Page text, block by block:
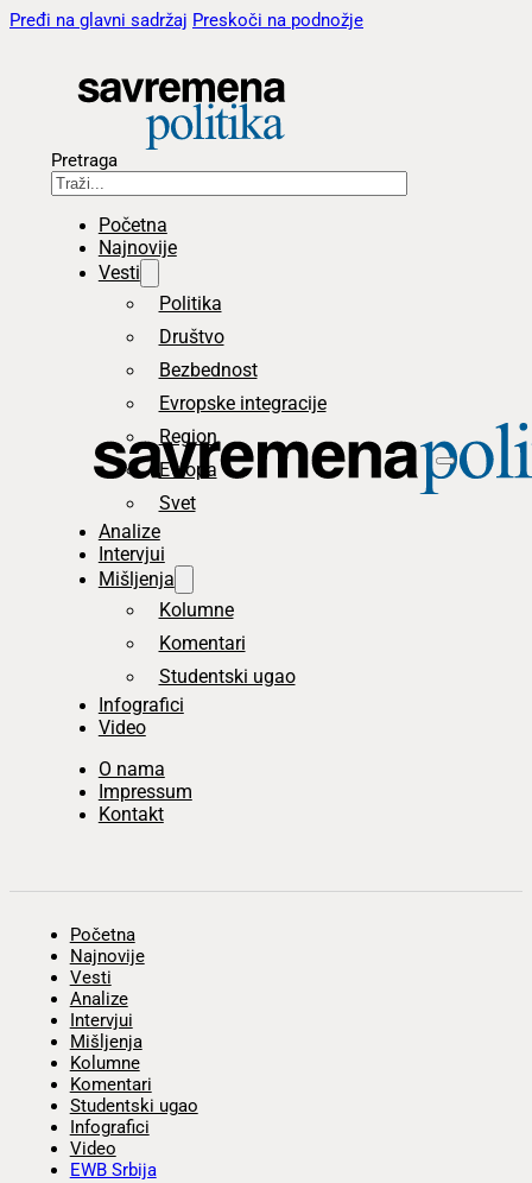
Pređi na glavni sadržaj Preskoči na podnožje
Pretraga
Početna
Najnovije
Vesti
Politika
Društvo
Bezbednost
Evropske integracije
Region
Evropa
Svet
Analize
Intervjui
Mišljenja
Kolumne
Komentari
Studentski ugao
Infografici
Video
O nama
Impressum
Kontakt
Početna
Najnovije
Vesti
Analize
Intervjui
Mišljenja
Kolumne
Komentari
Studentski ugao
Infografici
Video
EWB Srbija